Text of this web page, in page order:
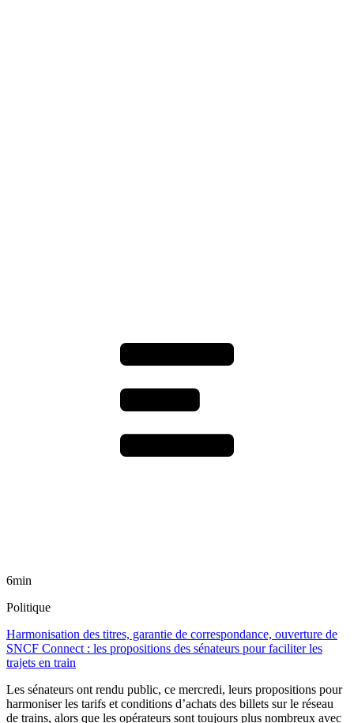
6min
Politique
Harmonisation des titres, garantie de correspondance, ouverture de
SNCF Connect : les propositions des sénateurs pour faciliter les
trajets en train
Les sénateurs ont rendu public, ce mercredi, leurs propositions pour
harmoniser les tarifs et conditions d’achats des billets sur le réseau
de trains, alors que les opérateurs sont toujours plus nombreux avec